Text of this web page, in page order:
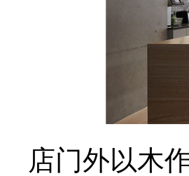
店门外以木